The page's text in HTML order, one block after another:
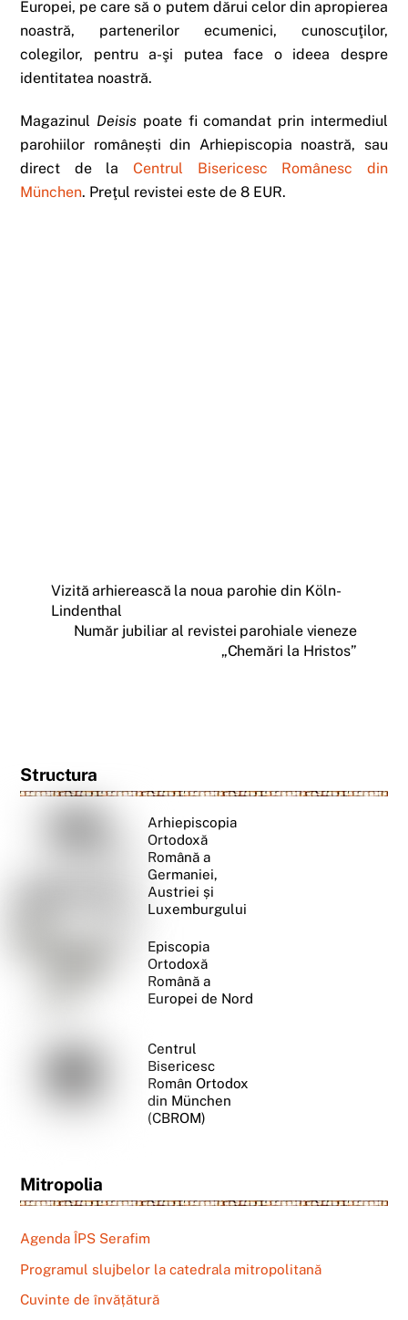
Europei, pe care să o putem dărui celor din apropierea
noastră, partenerilor ecumenici, cunoscuţilor,
colegilor, pentru a-şi putea face o ideea despre
identitatea noastră.
Magazinul Deisis poate fi comandat prin intermediul
parohiilor românești din Arhiepiscopia noastră, sau
direct de la Centrul Bisericesc Românesc din
München. Preţul revistei este de 8 EUR.
Vizită arhierească la noua parohie din Köln-
Lindenthal
Număr jubiliar al revistei parohiale vieneze
„Chemări la Hristos”
Structura
Arhiepiscopia
Ortodoxă
Română a
Germaniei,
Austriei și
Luxemburgului
Episcopia
Ortodoxă
Română a
Europei de Nord
Centrul
Bisericesc
Român Ortodox
din München
(CBROM)
Mitropolia
Agenda ÎPS Serafim
Programul slujbelor la catedrala mitropolitană
Cuvinte de învățătură